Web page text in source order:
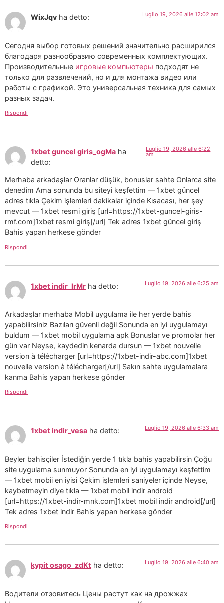
WixJqv ha detto: Luglio 19, 2026 alle 12:02 am
Сегодня выбор готовых решений значительно расширился
благодаря разнообразию современных комплектующих.
Производительные игровые компьютеры подходят не
только для развлечений, но и для монтажа видео или
работы с графикой. Это универсальная техника для самых
разных задач.
Rispondi
1xbet guncel giris_ogMa ha
detto:
Luglio 19, 2026 alle 6:22
am
Merhaba arkadaşlar Oranlar düşük, bonuslar sahte Onlarca site
denedim Ama sonunda bu siteyi keşfettim — 1xbet güncel
adres tıkla Çekim işlemleri dakikalar içinde Kısacası, her şey
mevcut — 1xbet resmi giriş [url=https://1xbet-guncel-giris-
rmf.com]1xbet resmi giriş[/url] Tek adres 1xbet güncel giriş
Bahis yapan herkese gönder
Rispondi
1xbet indir_lrMr ha detto: Luglio 19, 2026 alle 6:25 am
Arkadaşlar merhaba Mobil uygulama ile her yerde bahis
yapabilirsiniz Bazıları güvenli değil Sonunda en iyi uygulamayı
buldum — 1xbet mobil uygulama apk Bonuslar ve promolar her
gün var Neyse, kaydedin kenarda dursun — 1xbet nouvelle
version à télécharger [url=https://1xbet-indir-abc.com]1xbet
nouvelle version à télécharger[/url] Sakın sahte uygulamalara
kanma Bahis yapan herkese gönder
Rispondi
1xbet indir_vesa ha detto: Luglio 19, 2026 alle 6:33 am
Beyler bahisçiler İstediğin yerde 1 tıkla bahis yapabilirsin Çoğu
site uygulama sunmuyor Sonunda en iyi uygulamayı keşfettim
— 1xbet mobii en iyisi Çekim işlemleri saniyeler içinde Neyse,
kaybetmeyin diye tıkla — 1xbet mobil indir android
[url=https://1xbet-indir-mnk.com]1xbet mobil indir android[/url]
Tek adres 1xbet indir Bahis yapan herkese gönder
Rispondi
kypit osago_zdKt ha detto: Luglio 19, 2026 alle 6:40 am
Водители отзовитесь Цены растут как на дрожжах